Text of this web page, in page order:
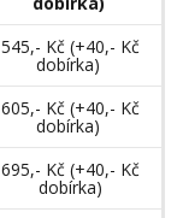
545,- Kč (+40,- Kč
dobírka)
605,- Kč (+40,- Kč
dobírka)
695,- Kč (+40,- Kč
dobírka)